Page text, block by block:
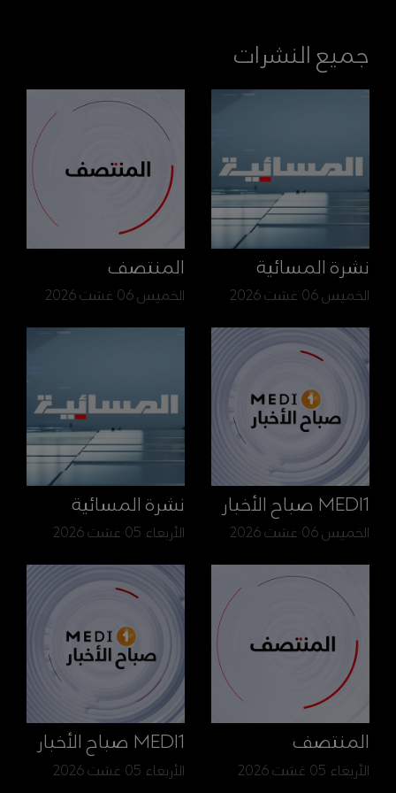
جميع النشرات
نشرة المسائية
الخميس 06 غشت 2026
المنتصف
الخميس 06 غشت 2026
MEDI1 صباح الأخبار
الخميس 06 غشت 2026
نشرة المسائية
الأربعاء 05 غشت 2026
المنتصف
الأربعاء 05 غشت 2026
MEDI1 صباح الأخبار
الأربعاء 05 غشت 2026